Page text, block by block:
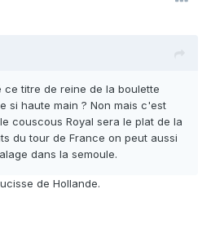
titre de reine de la boulette
si haute main ? Non mais c'est
couscous Royal sera le plat de la
du tour de France on peut aussi
dans la semoule.
de Hollande.